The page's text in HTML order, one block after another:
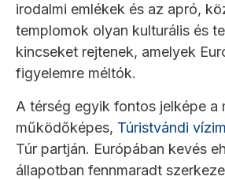
irodalmi emlékek és az apró,
templomok olyan kulturális és
kincseket rejtenek, amelyek
figyelemre méltók.
A térség egyik fontos jelképe a
működőképes, Túristvándi
Túr partján. Európában kevés
állapotban fennmaradt